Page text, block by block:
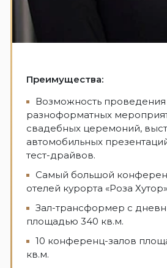
Преимущества:
Возможность проведения
разноформатных
свадебных церемоний,
автомобильных
тест-драйвов.
Самый большой
отелей курорта «Роза Хутор»
Зал-трансформер с
площадью 340 кв.м.
10 конференц-залов
кв.м.